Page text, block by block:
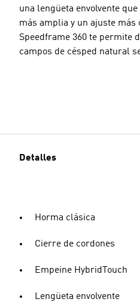
una lengüeta envolvente
más amplia y un ajuste más
Speedframe 360 te permite
campos de césped natural
Detalles
Horma clásica
Cierre de cordones
Empeine HybridTouch
Lengüeta envolvente